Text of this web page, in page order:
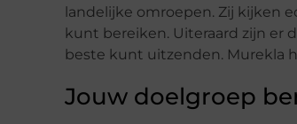
landelijke omroepen. Zij kijken
kunt bereiken. Uiteraard zijn er
beste kunt uitzenden. Murekla
Jouw doelgroep